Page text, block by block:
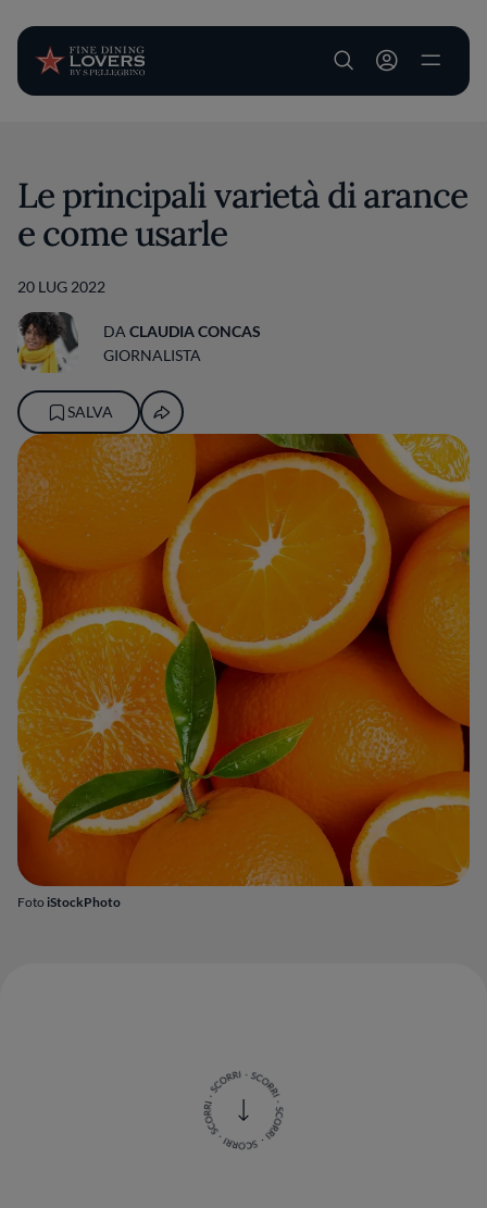
User account
Foto iStockPhoto
Le principali varietà di arance
e come usarle
20 LUG 2022
DA CLAUDIA CONCAS
GIORNALISTA
SALVA